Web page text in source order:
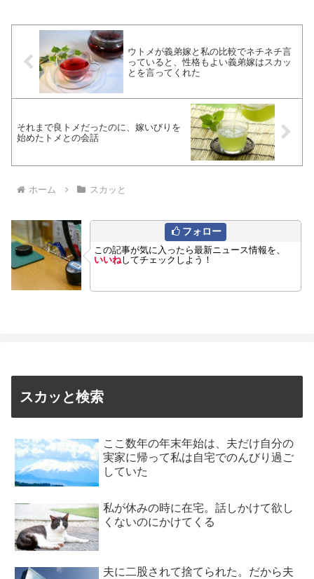
ウトメが義弟嫁と私の比較でネチネチ言
っていると、性格もよい義弟嫁はスカッ
とを言ってくれた
それまで良トメだったのに、嫁いびりを
始めたトメとの会話
ホーム スカッと
フォロー
この記事が気に入ったら最新ニュース情報を、
いいねしてチェックしよう！
スカッと検索
ここ数年の年末年始は、夫だけ自分の
実家に帰って私は自宅でのんびり過ご
していた
私が休みの時に在宅。話しかけて欲し
くないのにかけてくる
夫に二股されて捨てられた。だから夫